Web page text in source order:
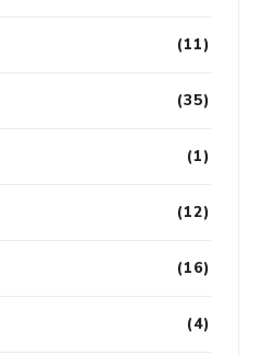
(11)
(35)
(1)
(12)
(16)
(4)